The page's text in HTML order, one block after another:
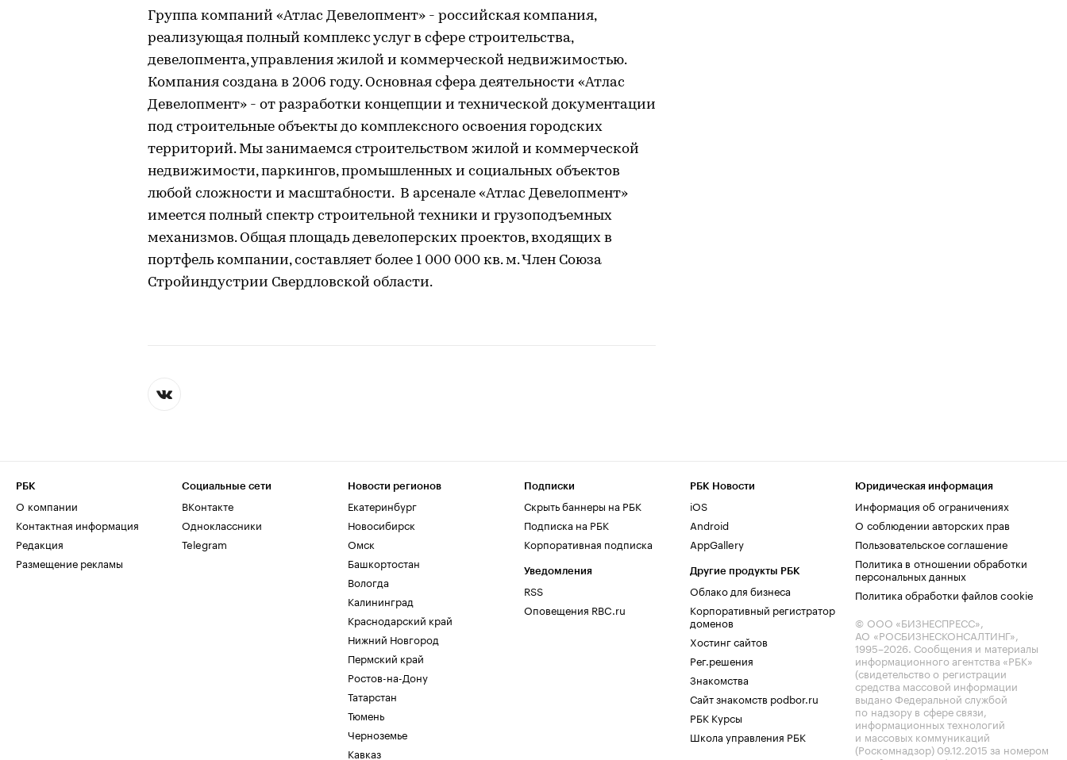
Группа компаний «Атлас Девелопмент» - российская компания,
реализующая полный комплекс услуг в сфере строительства,
девелопмента, управления жилой и коммерческой недвижимостью.
Компания создана в 2006 году. Основная сфера деятельности «Атлас
Девелопмент» - от разработки концепции и технической документации
под строительные объекты до комплексного освоения городских
территорий. Мы занимаемся строительством жилой и коммерческой
недвижимости, паркингов, промышленных и социальных объектов
любой сложности и масштабности. В арсенале «Атлас Девелопмент»
имеется полный спектр строительной техники и грузоподъемных
механизмов. Общая площадь девелоперских проектов, входящих в
портфель компании, составляет более 1 000 000 кв. м. Член Союза
Стройиндустрии Свердловской области.
РБК
О компании
Контактная информация
Редакция
Размещение рекламы
Социальные сети
ВКонтакте
Одноклассники
Telegram
Новости регионов
Екатеринбург
Новосибирск
Омск
Башкортостан
Вологда
Калининград
Краснодарский край
Нижний Новгород
Пермский край
Ростов-на-Дону
Татарстан
Тюмень
Черноземье
Кавказ
Подписки
Скрыть баннеры на РБК
Подписка на РБК
Корпоративная подписка
Уведомления
RSS
Оповещения RBC.ru
РБК Новости
iOS
Android
AppGallery
Другие продукты РБК
Облако для бизнеса
Корпоративный регистратор
доменов
Хостинг сайтов
Рег.решения
Знакомства
Сайт знакомств podbor.ru
РБК Курсы
Школа управления РБК
Юридическая информация
Информация об ограничениях
О соблюдении авторских прав
Пользовательское соглашение
Политика в отношении обработки
персональных данных
Политика обработки файлов cookie
© ООО «БИЗНЕСПРЕСС»,
АО «РОСБИЗНЕСКОНСАЛТИНГ»,
1995–2026. Сообщения и материалы
информационного агентства «РБК»
(свидетельство о регистрации
средства массовой информации
выдано Федеральной службой
по надзору в сфере связи,
информационных технологий
и массовых коммуникаций
(Роскомнадзор) 09.12.2015 за номером